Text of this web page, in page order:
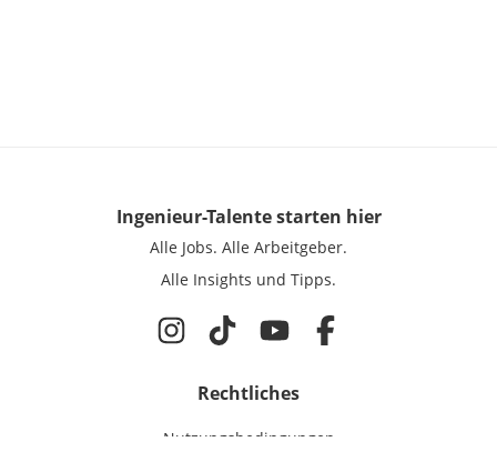
Ingenieur-Talentestarten hier
Alle Jobs. Alle Arbeitgeber.
Alle Insights und Tipps.
Rechtliches
Nutzungsbedingungen